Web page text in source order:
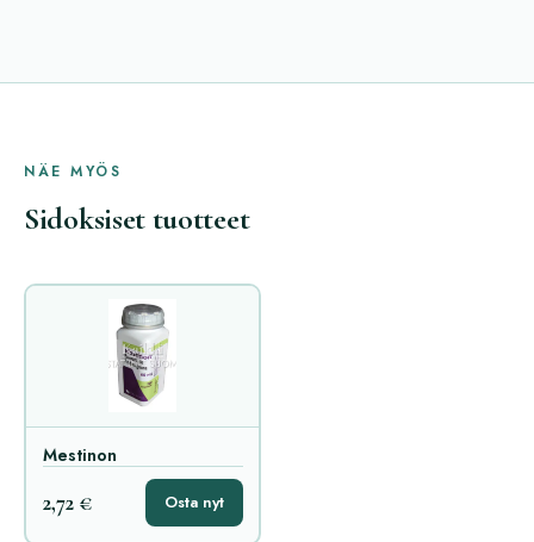
NÄE MYÖS
Sidoksiset tuotteet
Mestinon
2,72 € Osta nyt